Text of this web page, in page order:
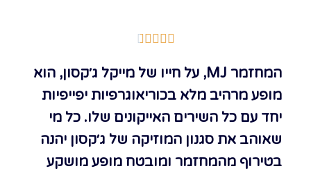





המחזמר MJ, על חייו של מייקל ג׳קסון, הוא
מופע מרהיב מלא בכוריאוגרפיות יפייפיות
יחד עם כל השירים האייקונים שלו. כל מי
שאוהב את סגנון המוזיקה של ג׳קסון יהנה
בטירוף מהמחזמר ומובטח מופע מושקע